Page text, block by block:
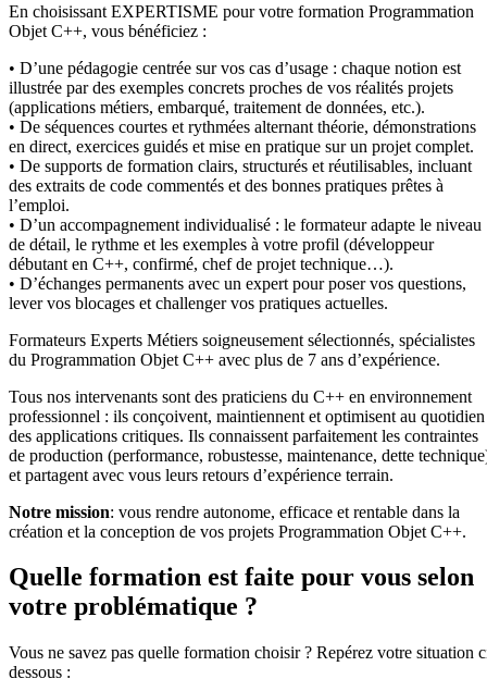
En choisissant EXPERTISME pour votre formation Programmation
Objet C++, vous bénéficiez :
• D’une pédagogie centrée sur vos cas d’usage : chaque notion est
illustrée par des exemples concrets proches de vos réalités projets
(applications métiers, embarqué, traitement de données, etc.).
• De séquences courtes et rythmées alternant théorie, démonstrations
en direct, exercices guidés et mise en pratique sur un projet complet.
• De supports de formation clairs, structurés et réutilisables, incluant
des extraits de code commentés et des bonnes pratiques prêtes à
l’emploi.
• D’un accompagnement individualisé : le formateur adapte le niveau
de détail, le rythme et les exemples à votre profil (développeur
débutant en C++, confirmé, chef de projet technique…).
• D’échanges permanents avec un expert pour poser vos questions,
lever vos blocages et challenger vos pratiques actuelles.
Formateurs Experts Métiers soigneusement sélectionnés, spécialistes
du Programmation Objet C++ avec plus de 7 ans d’expérience.
Tous nos intervenants sont des praticiens du C++ en environnement
professionnel : ils conçoivent, maintiennent et optimisent au quotidien
des applications critiques. Ils connaissent parfaitement les contraintes
de production (performance, robustesse, maintenance, dette
et partagent avec vous leurs retours d’expérience terrain.
Notre mission: vous rendre autonome, efficace et rentable dans la
création et la conception de vos projets Programmation Objet C++.
Quelle formation est faite pour vous selon
votre problématique ?
Vous ne savez pas quelle formation choisir ? Repérez votre situation
dessous :